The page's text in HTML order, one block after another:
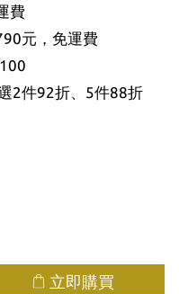
費
元，免運費
2件92折、5件88折
立即購買